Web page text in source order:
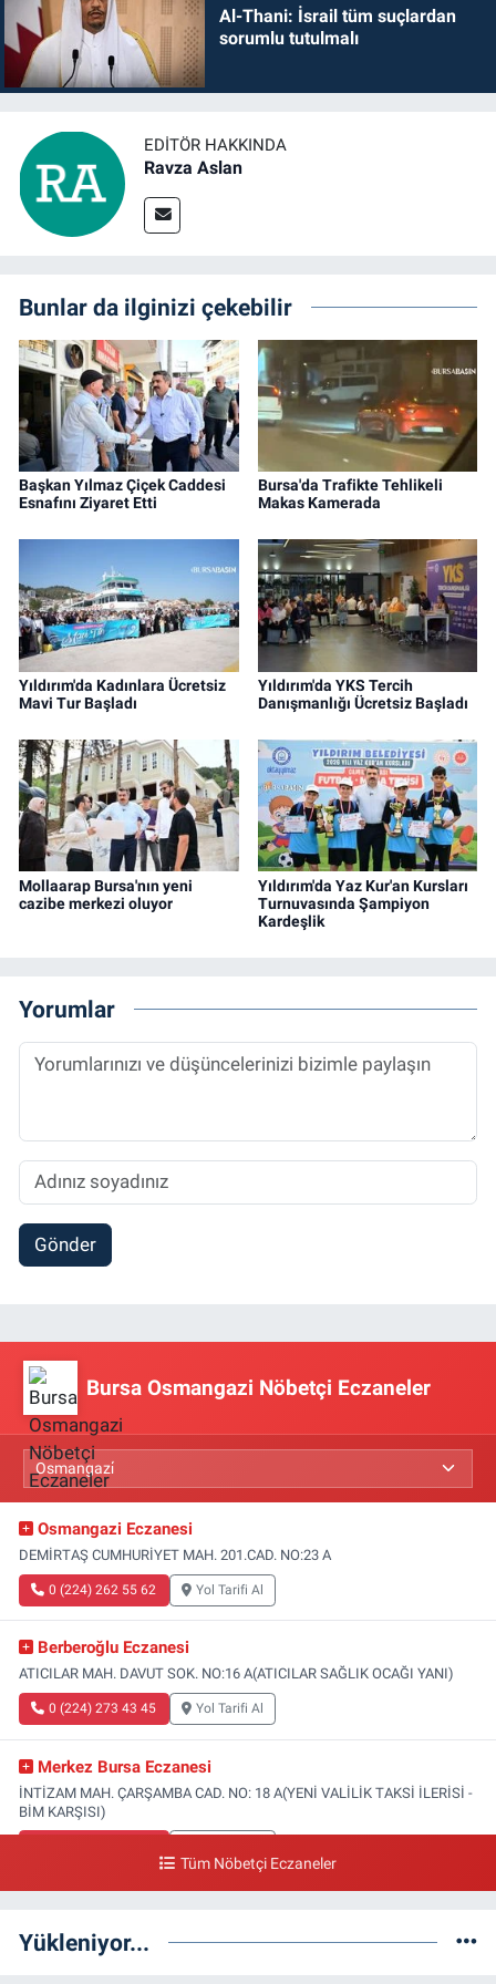
Al-Thani: İsrail tüm suçlardan
sorumlu tutulmalı
EDITÖR HAKKINDA
Ravza Aslan
Bunlar da ilginizi çekebilir
Başkan Yılmaz Çiçek Caddesi
Esnafını Ziyaret Etti
Bursa'da Trafikte Tehlikeli
Makas Kamerada
Yıldırım'da Kadınlara Ücretsiz
Mavi Tur Başladı
Yıldırım'da YKS Tercih
Danışmanlığı Ücretsiz Başladı
Mollaarap Bursa'nın yeni
cazibe merkezi oluyor
Yıldırım'da Yaz Kur'an Kursları
Turnuvasında Şampiyon
Kardeşlik
Yorumlar
Gönder
Bursa Osmangazi Nöbetçi Eczaneler
Osmangazi Eczanesi
DEMİRTAŞ CUMHURİYET MAH. 201.CAD. NO:23 A
0 (224) 262 55 62 Yol Tarifi Al
Berberoğlu Eczanesi
ATICILAR MAH. DAVUT SOK. NO:16 A(ATICILAR SAĞLIK OCAĞI YANI)
0 (224) 273 43 45 Yol Tarifi Al
Merkez Bursa Eczanesi
İNTİZAM MAH. ÇARŞAMBA CAD. NO: 18 A(YENİ VALİLİK TAKSİ İLERİSİ -
BİM KARŞISI)
FATİH MAH. DOĞAN CAD. NO:61(BEŞYOL ALTI - FATİH ASM VE KIZ
TEKNİK LİSESİ YANI)
Tüm Nöbetçi Eczaneler
Yükleniyor...